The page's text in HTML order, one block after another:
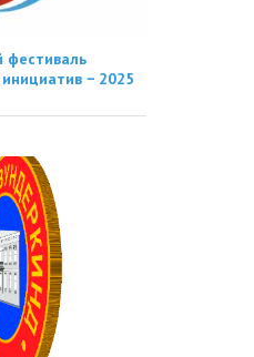
фестиваль
− 2025